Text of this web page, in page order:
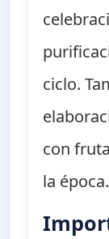
ciclo.
con
la época.